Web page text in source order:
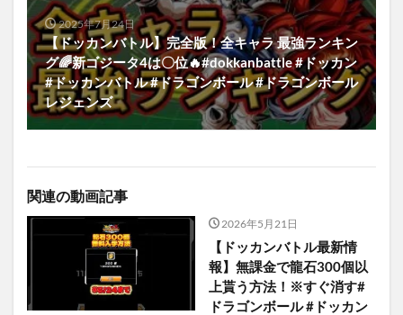
2025年7月24日
【ドッカンバトル】完全版！全キャラ 最強ランキン
グ🌈新ゴジータ4は〇位🔥#dokkanbattle #ドッカン
#ドッカンバトル #ドラゴンボール #ドラゴンボール
レジェンズ
関連の動画記事
2026年5月21日
【ドッカンバトル最新情
報】無課金で龍石300個以
上貰う方法！※すぐ消す#
ドラゴンボール #ドッカン